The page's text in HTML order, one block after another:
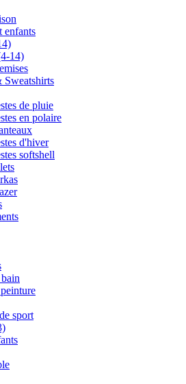
enfants
14)
Sweatshirts
de pluie
en polaire
d'hiver
softshell
sport